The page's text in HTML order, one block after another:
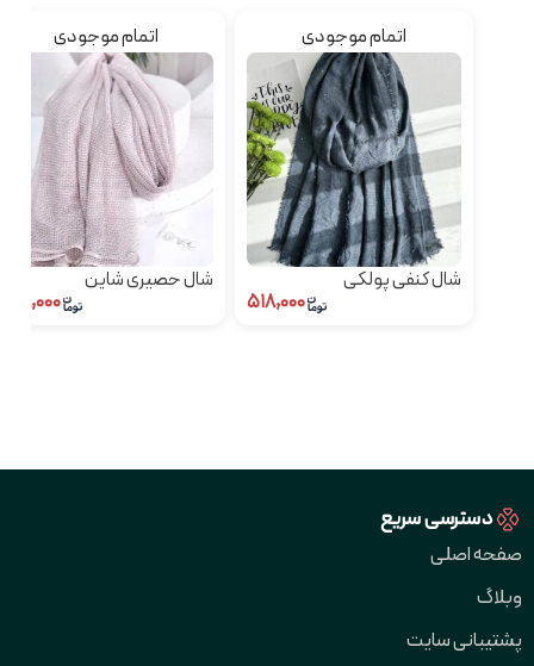
اتمام موجودی
شال کنفی پولکی
اتمام موجودی
شال حصیری شاین
دسترسی سریع
صفحه اصلی
وبلاگ
پشتیبانی سایت